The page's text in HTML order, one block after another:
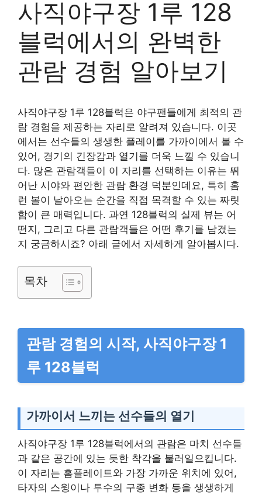
사직야구장 1루 128
블럭에서의 완벽한
관람 경험 알아보기
사직야구장 1루 128블럭은 야구팬들에게 최적의 관
람 경험을 제공하는 자리로 알려져 있습니다. 이곳
에서는 선수들의 생생한 플레이를 가까이에서 볼 수
있어, 경기의 긴장감과 열기를 더욱 느낄 수 있습니
다. 많은 관람객들이 이 자리를 선택하는 이유는 뛰
어난 시야와 편안한 관람 환경 덕분인데요, 특히 홈
런 볼이 날아오는 순간을 직접 목격할 수 있는 짜릿
함이 큰 매력입니다. 과연 128블럭의 실제 뷰는 어
떤지, 그리고 다른 관람객들은 어떤 후기를 남겼는
지 궁금하시죠? 아래 글에서 자세하게 알아봅시다.
목차
관람 경험의 시작, 사직야구장 1
루 128블럭
가까이서 느끼는 선수들의 열기
사직야구장 1루 128블럭에서의 관람은 마치 선수들
과 같은 공간에 있는 듯한 착각을 불러일으킵니다.
이 자리는 홈플레이트와 가장 가까운 위치에 있어,
타자의 스윙이나 투수의 구종 변화 등을 생생하게